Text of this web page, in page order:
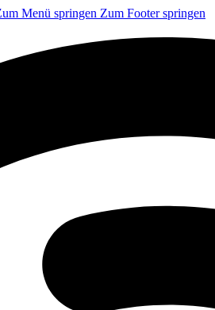
Menü springen Zum Footer springen